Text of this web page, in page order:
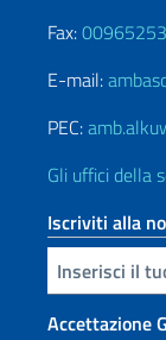
Fax:
E-mail:
PEC:
Gli uffici della
Iscriviti alla
Inserisci la tua email
Accettazione